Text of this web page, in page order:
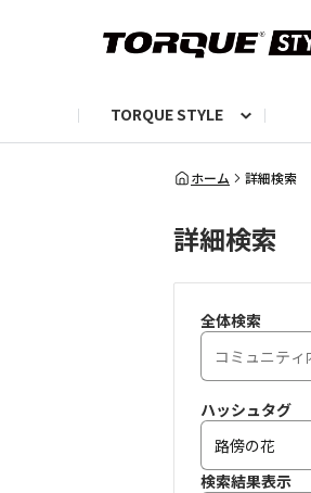
TORQUE STYLE
お知らせ
TORQUEニュース
TORQUEフォト
自己紹介しよう
編集部の日常フォト
ホーム 詳細検索
詳細検索
全体検索
ハッシュタグ
検索結果表示